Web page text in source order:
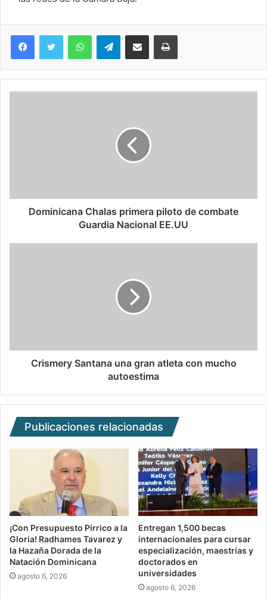
WhatsAppTelegramCompartir via Email Imprimi
Dominicana Chalas primera piloto de combate
Guardia Nacional EE.UU
Crismery Santana una gran atleta con mucho
autoestima
Publicaciones relacionadas
¡Con Presupuesto Pírrico a la
Gloria! Radhames Tavarez y
la Hazaña Dorada de la
Natación Dominicana
agosto 6, 2026
Entregan 1,500 becas
internacionales para cursar
especialización, maestrías y
doctorados en
universidades
agosto 6, 2026